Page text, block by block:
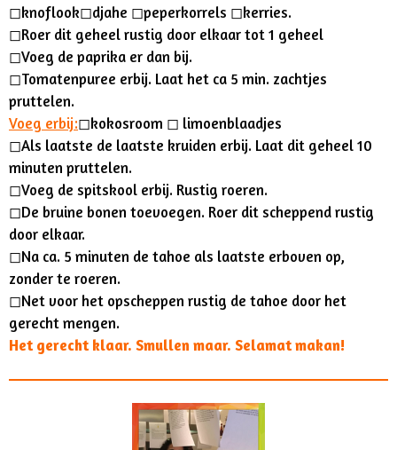
◻︎knoflook◻︎djahe ◻︎peperkorrels ◻︎kerries.
◻︎Roer dit geheel rustig door elkaar tot 1 geheel
◻︎Voeg de paprika er dan bij.
◻︎Tomatenpuree erbij. Laat het ca 5 min. zachtjes
pruttelen.
Voeg erbij:◻︎kokosroom ◻︎ limoenblaadjes
◻︎Als laatste de laatste kruiden erbij. Laat dit geheel 10
minuten pruttelen.
◻︎Voeg de spitskool erbij. Rustig roeren.
◻︎De bruine bonen toevoegen. Roer dit scheppend rustig
door elkaar.
◻︎Na ca. 5 minuten de tahoe als laatste erboven op,
zonder te roeren.
◻︎Net voor het opscheppen rustig de tahoe door het
gerecht mengen.
Het gerecht klaar. Smullen maar. Selamat makan!